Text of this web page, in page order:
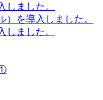
しました。
）を導入しました。
しました。